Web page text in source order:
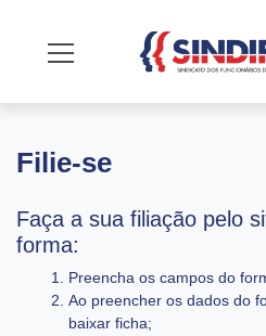
Mostrar/Esconder
Filie-se
Faça a sua filiação pelo
forma:
Preencha os campos do
Ao preencher os dados do
baixar ficha;